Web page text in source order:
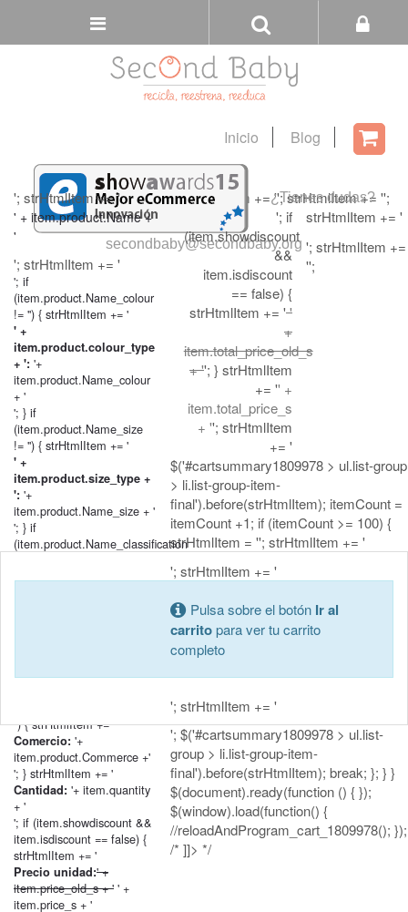
Tienda
Inicio Blog
¿Tienes dudas?
secondbaby@secondbaby.org
'; strHtmlItem += '
'; strHtmlItem += '
' + item.product.Name +
'
'; strHtmlItem += '
'; if
(item.product.Name_colour
!= '') { strHtmlItem += '
' +
item.product.colour_type
+ ': '+
item.product.Name_colour
+ '
'; } if
(item.product.Name_size
!= '') { strHtmlItem += '
' +
item.product.size_type +
': '+
item.product.Name_size + '
'; } if
(item.product.Name_classification
' +
item.product.Name_classification
(item.product.Commerce
'') { strHtmlItem += '
Comercio: '+
item.product.Commerce +'
'; } strHtmlItem += '
Cantidad: '+ item.quantity
+ '
'; if (item.showdiscount &&
item.isdiscount == false) {
strHtmlItem += '
Precio unidad:' +
item.price_old_s + ' ' +
item.price_s + '
'; strHtmlItem += '
'; if
(item.showdiscount
&&
item.isdiscount
== false) {
strHtmlItem += ''
+
item.total_price_old_s
+ ''; } strHtmlItem
+= '' +
item.total_price_s
+ ''; strHtmlItem
+= '
';
strHtmlItem += '
'; strHtmlItem +=
'';
$('#cartsummary1809978 > ul.list-group
> li.list-group-item-
final').before(strHtmlItem); itemCount =
itemCount +1; if (itemCount >= 100) {
strHtmlItem = ''; strHtmlItem += '
'; strHtmlItem += '
Pulsa sobre el botón Ir al
carritopara ver tu carrito
completo
'; strHtmlItem += '
'; $('#cartsummary1809978 > ul.list-
group > li.list-group-item-
final').before(strHtmlItem); break; }; } }
$(document).ready(function () { });
$(window).load(function() {
//reloadAndProgram_cart_1809978(); });
/* ]]> */